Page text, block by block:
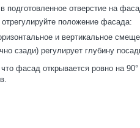
подготовленное отверстие на
положение фасада:
и вертикальное
сзади) регулирует глубину
фасад открывается ровно на